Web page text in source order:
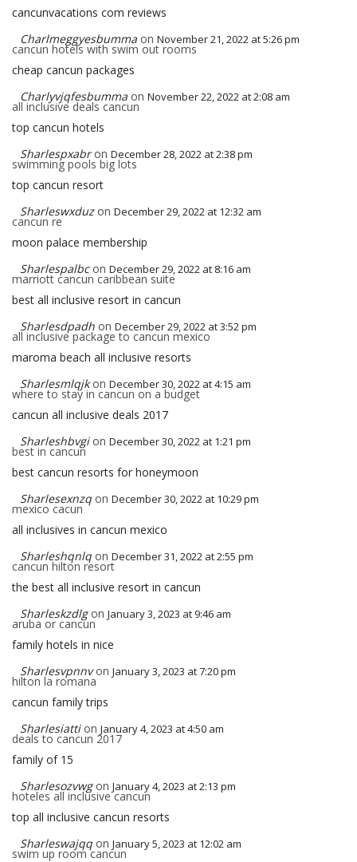
cancunvacations com reviews
Charlmeggyesbumma on November 21, 2022 at 5:26 pm
cancun hotels with swim out rooms
cheap cancun packages
Charlyvjqfesbumma on November 22, 2022 at 2:08 am
all inclusive deals cancun
top cancun hotels
Sharlespxabr on December 28, 2022 at 2:38 pm
swimming pools big lots
top cancun resort
Sharleswxduz on December 29, 2022 at 12:32 am
cancun re
moon palace membership
Sharlespalbc on December 29, 2022 at 8:16 am
marriott cancun caribbean suite
best all inclusive resort in cancun
Sharlesdpadh on December 29, 2022 at 3:52 pm
all inclusive package to cancun mexico
maroma beach all inclusive resorts
Sharlesmlqjk on December 30, 2022 at 4:15 am
where to stay in cancun on a budget
cancun all inclusive deals 2017
Sharleshbvgi on December 30, 2022 at 1:21 pm
best in cancun
best cancun resorts for honeymoon
Sharlesexnzq on December 30, 2022 at 10:29 pm
mexico cacun
all inclusives in cancun mexico
Sharleshqnlq on December 31, 2022 at 2:55 pm
cancun hilton resort
the best all inclusive resort in cancun
Sharleskzdlg on January 3, 2023 at 9:46 am
aruba or cancun
family hotels in nice
Sharlesvpnnv on January 3, 2023 at 7:20 pm
hilton la romana
cancun family trips
Sharlesiatti on January 4, 2023 at 4:50 am
deals to cancun 2017
family of 15
Sharlesozvwg on January 4, 2023 at 2:13 pm
hoteles all inclusive cancun
top all inclusive cancun resorts
Sharleswajqq on January 5, 2023 at 12:02 am
swim up room cancun